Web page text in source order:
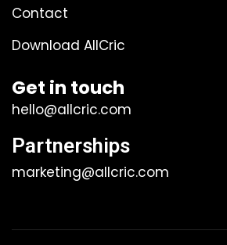
Contact
Download AllCric
Get in touch
hello@allcric.com
Partnerships
marketing@allcric.com